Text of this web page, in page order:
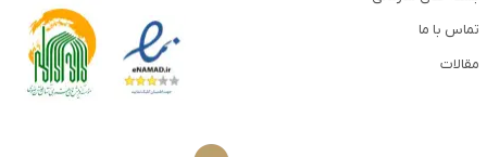
تماس با ما
مقالات